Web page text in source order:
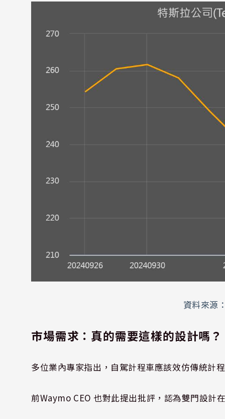
資料來源
市場需求：真的需要這樣的設計嗎？
多位業內專家指出，自駕計程車應該效仿傳統計
前Waymo CEO 也對此提出批評，認為雙門設計